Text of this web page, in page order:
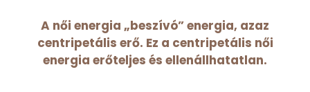
A női energia „beszívó” energia, azaz
centripetális erő. Ez a centripetális női
energia erőteljes és ellenállhatatlan.